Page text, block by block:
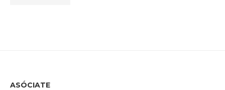
ASÓCIATE